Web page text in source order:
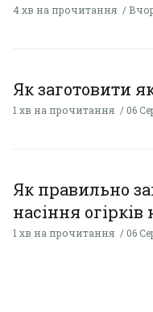
4 хв на прочитання
Як заготовити
1 хв на прочитання 06
Як правильно
насіння огірків
1 хв на прочитання 06